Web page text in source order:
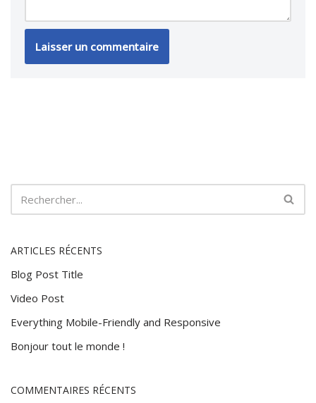
ARTICLES RÉCENTS
Blog Post Title
Video Post
Everything Mobile-Friendly and Responsive
Bonjour tout le monde !
COMMENTAIRES RÉCENTS